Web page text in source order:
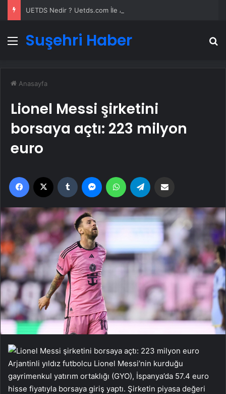
Menü
Suşehri Haber
Anasayfa
Lionel Messi şirketini
borsaya açtı: 223 milyon
euro
Facebook Tumblr MessengerWhatsApp
Arjantinli yıldız futbolcu Lionel Messi’nin kurduğu
gayrimenkul yatırım ortaklığı (GYO), İspanya’da 57.4 euro
hisse fiyatıyla borsaya giriş yaptı. Şirketin piyasa değeri